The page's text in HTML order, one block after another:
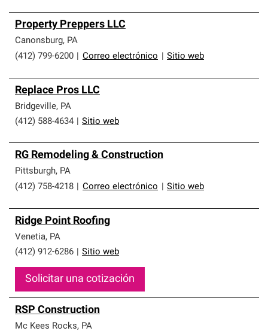
Property Preppers LLC
Canonsburg, PA
(412) 799-6200
Correo electrónico Sitio web
Replace Pros LLC
Bridgeville, PA
(412) 588-4634
Sitio web
RG Remodeling & Construction
Pittsburgh, PA
(412) 758-4218
Correo electrónico Sitio web
Ridge Point Roofing
Venetia, PA
(412) 912-6286
Sitio web
Solicitar una cotización
RSP Construction
Mc Kees Rocks, PA